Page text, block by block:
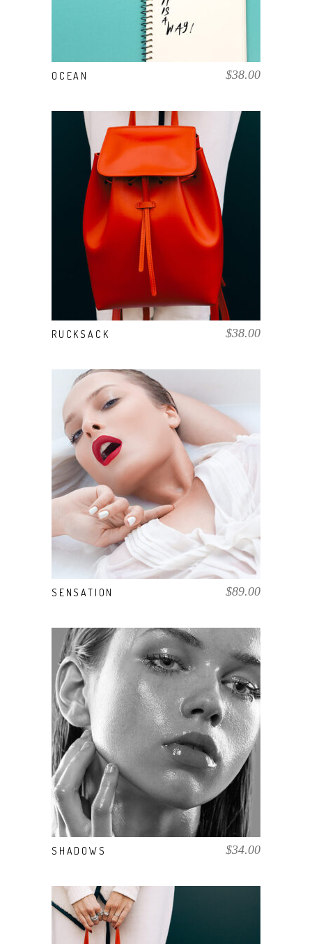
OCEAN $38.00
AÑADIR AL CARRITO
RUCKSACK $38.00
AÑADIR AL CARRITO
SENSATION $89.00
COMPRAR EL PRODUCTO
SHADOWS $34.00